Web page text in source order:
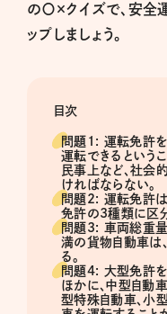
の〇×クイズで、安全
ップしましょう。
目次
問題1: 運転免許を
運転できるというこ
民事上など、社会
ければならない。
問題2: 運転免許は
免許の3種類に区
問題3: 車両総重
満の貨物自動車は
る。
問題4: 大型免許
ほかに、中型自動
型特殊自動車、小